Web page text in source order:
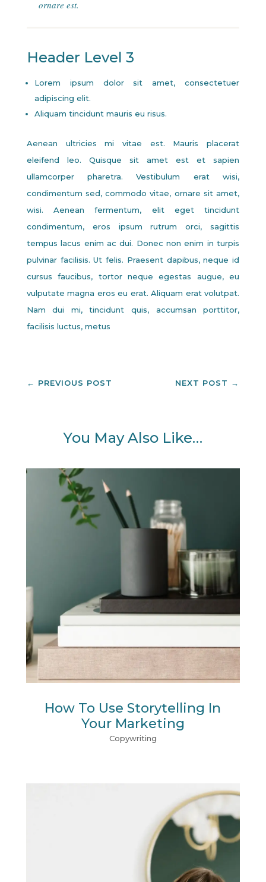
ornare est.
Header Level 3
Lorem ipsum dolor sit amet, consectetuer
adipiscing elit.
Aliquam tincidunt mauris eu risus.
Aenean ultricies mi vitae est. Mauris placerat
eleifend leo. Quisque sit amet est et sapien
ullamcorper pharetra. Vestibulum erat wisi,
condimentum sed, commodo vitae, ornare sit amet,
wisi. Aenean fermentum, elit eget tincidunt
condimentum, eros ipsum rutrum orci, sagittis
tempus lacus enim ac dui. Donec non enim in turpis
pulvinar facilisis. Ut felis. Praesent dapibus, neque id
cursus faucibus, tortor neque egestas augue, eu
vulputate magna eros eu erat. Aliquam erat volutpat.
Nam dui mi, tincidunt quis, accumsan porttitor,
facilisis luctus, metus
← PREVIOUS POST NEXT POST →
You May Also Like…
How To Use Storytelling In
Your Marketing
Copywriting